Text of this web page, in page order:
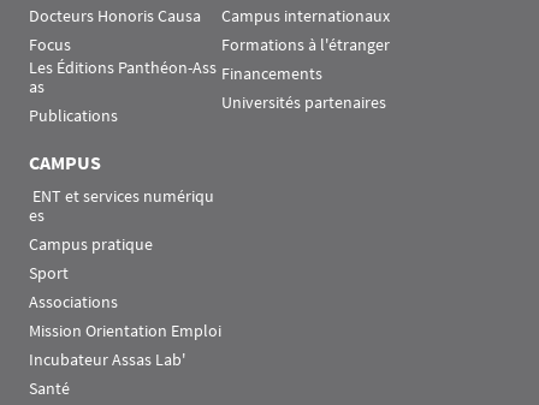
Docteurs Honoris Causa
Focus
Les Éditions Panthéon-Ass
as
Publications
Campus internationaux
Formations à l'étranger
Financements
Universités partenaires
CAMPUS
es
Campus pratique
Sport
Associations
Mission Orientation Emploi
Incubateur Assas Lab'
Santé